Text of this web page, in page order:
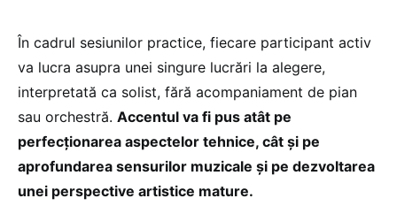
În cadrul sesiunilor practice, fiecare participant activ
va lucra asupra unei singure lucrări la alegere,
interpretată ca solist, fără acompaniament de pian
sau orchestră. Accentul va fi pus atât pe
perfecționarea aspectelor tehnice, cât și pe
aprofundarea sensurilor muzicale și pe dezvoltarea
unei perspective artistice mature.